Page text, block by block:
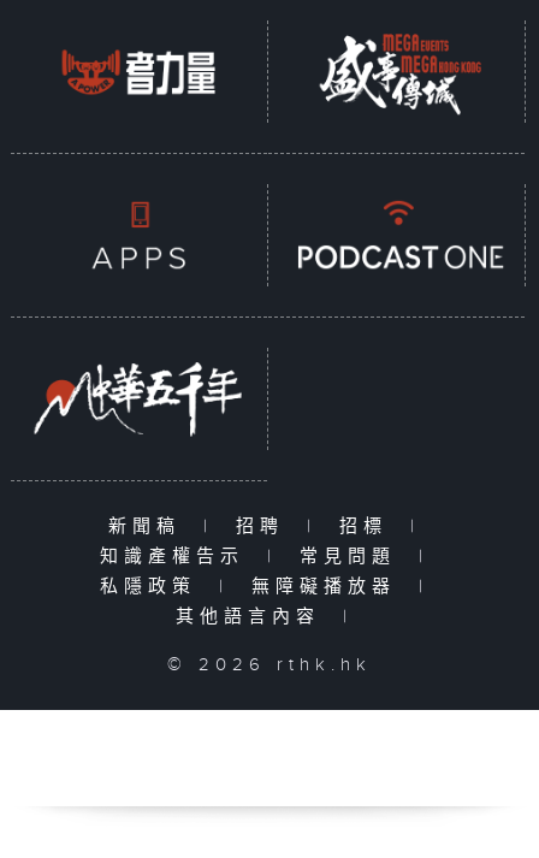
新聞稿 | 招聘 | 招標
|
知識產權告示
| 常見問題
|
私隱政策
| 無障礙播放器
|
其他語言內容
|
© 2026 rthk.hk